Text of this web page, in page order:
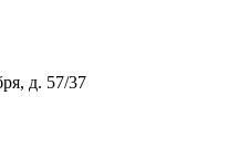
д. 57/37